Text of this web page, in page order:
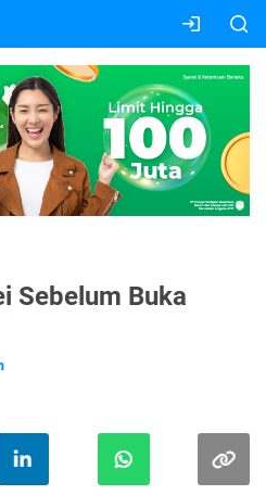
Sebelum Buka